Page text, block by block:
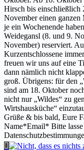
Hirsch bis einschließlich
November einen ganzen
je ein Wochenende
Weidegansl (8. und 9.
November) reserviert.
Kurzentschlossene
freuen wir uns auf eine
dann nämlich nicht
groß. Übrigens: für den
sind am 18. Oktober
nicht nur „Wildes“ zu
Wirtshausküche“
Grüße & bis bald, Eure
Name*Email* Bitte lasse